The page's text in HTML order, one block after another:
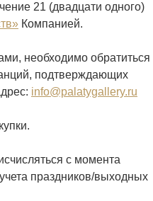
21 (двадцати одного)
Компанией.
необходимо обратиться
подтверждающих
info@palatygallery.ru
с момента
праздников/выходных